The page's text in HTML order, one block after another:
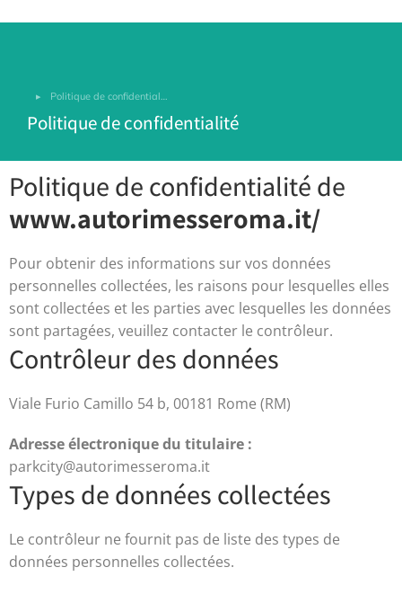
Vous êtes ici :
Politique de confidential…
Politique de confidentialité
Politique de confidentialité de
www.autorimesseroma.it/
Pour obtenir des informations sur vos données
personnelles collectées, les raisons pour lesquelles elles
sont collectées et les parties avec lesquelles les données
sont partagées, veuillez contacter le contrôleur.
Contrôleur des données
Viale Furio Camillo 54 b, 00181 Rome (RM)
Adresse électronique du titulaire :
parkcity@autorimesseroma.it
Types de données collectées
Le contrôleur ne fournit pas de liste des types de
données personnelles collectées.